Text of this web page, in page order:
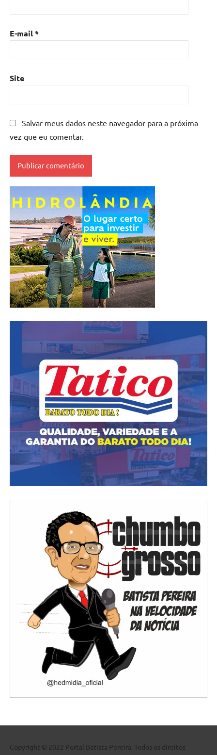
E-mail*
Site
Salvar meus dados neste navegador para a próxima
vez que eu comentar.
Copyright © 2022 Portal Batista Pereira. Todos os direitos